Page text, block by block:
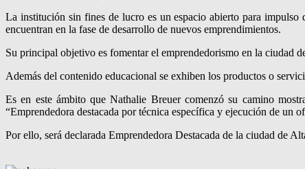
La institución sin fines de lucro es un espacio abierto para impulso
encuentran en la fase de desarrollo de nuevos emprendimientos.
Su principal objetivo es fomentar el emprendedorismo en la ciudad
Además del contenido educacional se exhiben los productos o
Es en este ámbito que Nathalie Breuer comenzó su camino
“Emprendedora destacada por técnica específica y ejecución de un
Por ello, será declarada Emprendedora Destacada de la ciudad de